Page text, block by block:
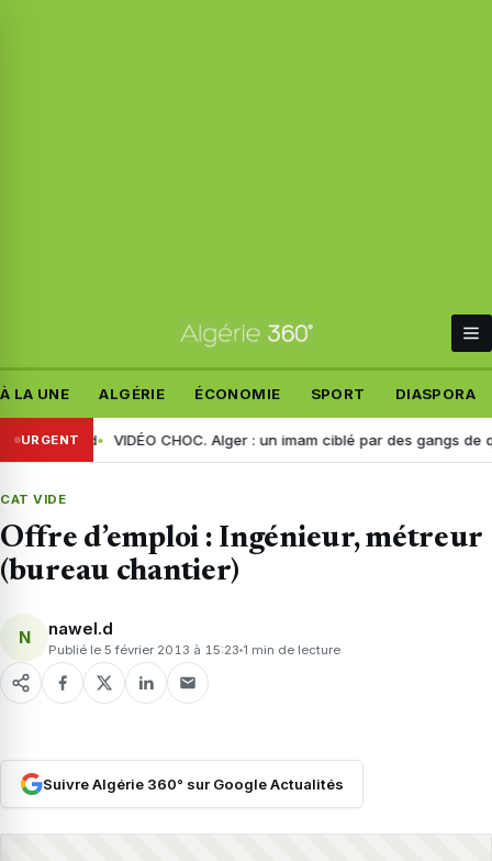
À LA UNE ALGÉRIE ÉCONOMIE SPORT DIASPORA
URGENT
attend VIDÉO CHOC. Alger : un imam ciblé par des gangs de
CAT VIDE
Offre d’emploi : Ingénieur, métreur
(bureau chantier)
N nawel.d
Publié le 5 février 2013 à 15:23 1 min de lecture
Suivre Algérie 360° sur Google Actualités